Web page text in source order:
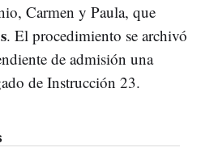
Carmen y Paula, que
. El procedimiento se archivó
de admisión una
de Instrucción 23.